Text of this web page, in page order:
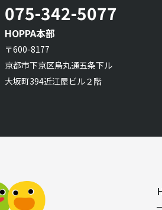
075-342-5077
HOPPA本部
〒600-8177
京都市下京区烏丸通五条下ル
大坂町394近江屋ビル２階